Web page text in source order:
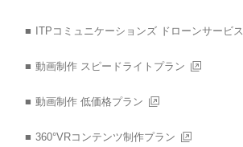
ITPコミュニケーションズ ドローンサービス
動画制作 スピードライトプラン
動画制作 低価格プラン
360°VRコンテンツ制作プラン